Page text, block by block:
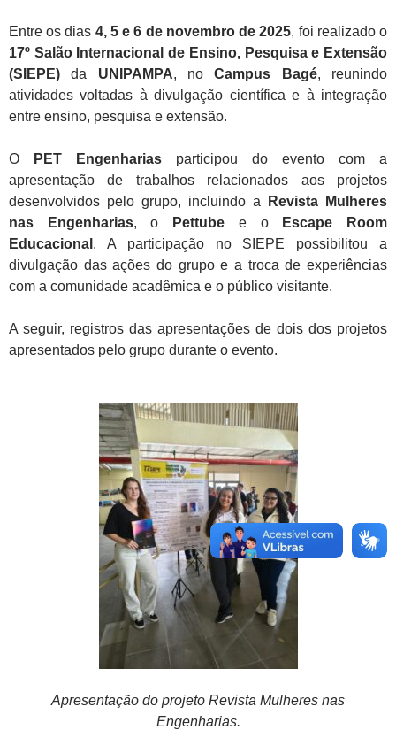
Entre os dias 4, 5 e 6 de novembro de 2025, foi realizado o
17º Salão Internacional de Ensino, Pesquisa e Extensão
(SIEPE)da UNIPAMPA, noCampus Bagé, reunindo
atividades voltadas à divulgação científica e à integração
entre ensino, pesquisa e extensão.
O PET Engenharias participou do evento com a
apresentação de trabalhos relacionados aos projetos
desenvolvidos pelo grupo, incluindo a
Revista Mulheres
nas Engenharias, o Pettube e o
Escape Room
Educacional . A participação no SIEPE possibilitou a
divulgação das ações do grupo e a troca de experiências
com a comunidade acadêmica e o público visitante.
A seguir, registros das apresentações de dois dos projetos
apresentados pelo grupo durante o evento.
Apresentação do projeto Revista Mulheres nas
Engenharias.